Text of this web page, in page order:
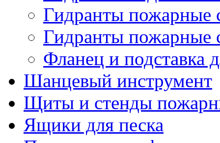
Гидранты пожарные
Гидранты пожарные
Фланец и подставка
Шанцевый инструмент
Щиты и стенды
Ящики для песка